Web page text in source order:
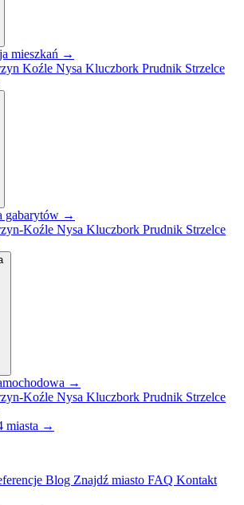
mieszkań →
Koźle Nysa Kluczbork Prudnik Strzelce
gabarytów →
Koźle Nysa Kluczbork Prudnik Strzelce
→
Koźle Nysa Kluczbork Prudnik Strzelce
miasta →
Blog Znajdź miasto FAQ Kontakt